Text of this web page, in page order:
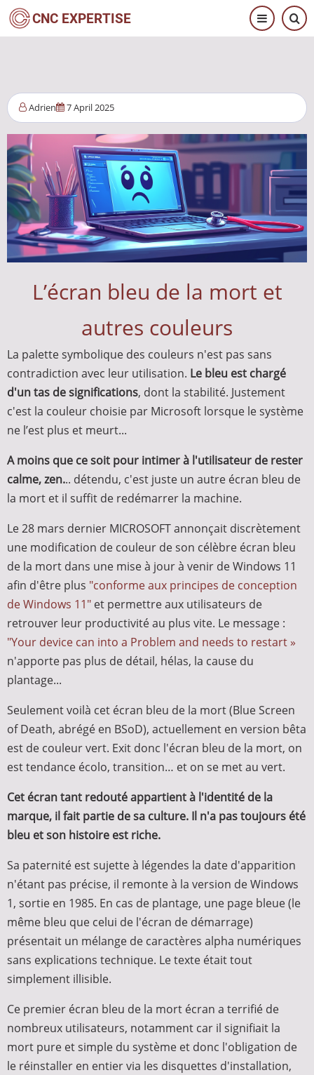
Aller
au
CNC EXPERTISE
Adrien 7 April 2025
L’écran bleu de la mort et
autres couleurs
La palette symbolique des couleurs n'est pas sans
contradiction avec leur utilisation. Le bleu est chargé
d'un tas de significations, dont la stabilité. Justement
c'est la couleur choisie par Microsoft lorsque le système
ne l’est plus et meurt...
A moins que ce soit pour intimer à l'utilisateur de rester
calme, zen... détendu, c'est juste un autre écran bleu de
la mort et il suffit de redémarrer la machine.
Le 28 mars dernier MICROSOFT annonçait discrètement
une modification de couleur de son célèbre écran bleu
de la mort dans une mise à jour à venir de Windows 11
afin d'être plus "conforme aux principes de conception
de Windows 11" et permettre aux utilisateurs de
retrouver leur productivité au plus vite. Le message :
"Your device can into a Problem and needs to restart »
n'apporte pas plus de détail, hélas, la cause du
plantage...
Seulement voilà cet écran bleu de la mort (Blue Screen
of Death, abrégé en BSoD), actuellement en version bêta
est de couleur vert. Exit donc l'écran bleu de la mort, on
est tendance écolo, transition… et on se met au vert.
Cet écran tant redouté appartient à l'identité de la
marque, il fait partie de sa culture. Il n'a pas toujours été
bleu et son histoire est riche.
Sa paternité est sujette à légendes la date d'apparition
n'étant pas précise, il remonte à la version de Windows
1, sortie en 1985. En cas de plantage, une page bleue (le
même bleu que celui de l'écran de démarrage)
présentait un mélange de caractères alpha numériques
sans explications technique. Le texte était tout
simplement illisible.
Ce premier écran bleu de la mort écran a terrifié de
nombreux utilisateurs, notamment car il signifiait la
mort pure et simple du système et donc l'obligation de
le réinstaller en entier via les disquettes d'installation,